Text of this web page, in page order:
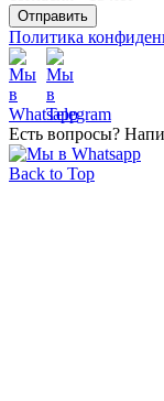
Политика
Есть вопросы?
Back to Top